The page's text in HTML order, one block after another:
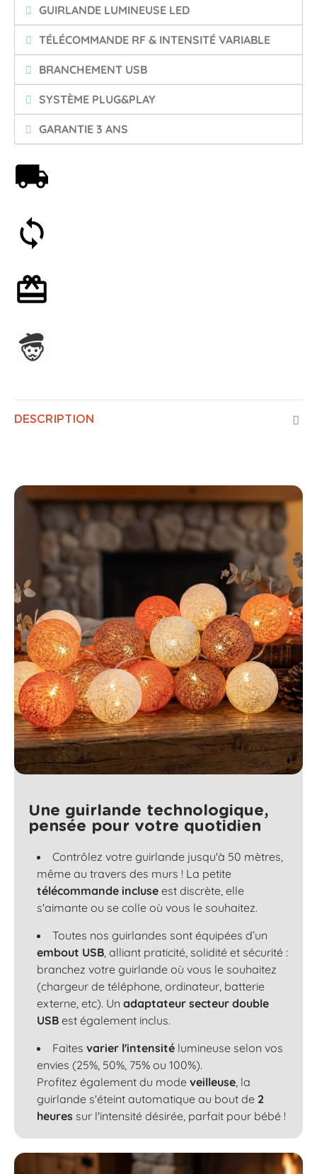
GUIRLANDE LUMINEUSE LED
TÉLÉCOMMANDE RF & INTENSITÉ VARIABLE
BRANCHEMENT USB
SYSTÈME PLUG&PLAY
GARANTIE 3 ANS
DESCRIPTION
Une guirlande technologique,
pensée pour votre quotidien
Contrôlez votre guirlande jusqu'à 50 mètres,
même au travers des murs ! La petite
télécommande incluse est discrète, elle
s'aimante ou se colle où vous le souhaitez.
Toutes nos guirlandes sont équipées d’un
embout USB, alliant praticité, solidité et sécurité :
branchez votre guirlande où vous le souhaitez
(chargeur de téléphone, ordinateur, batterie
externe, etc). Un adaptateur secteur double
USB est également inclus.
Faites varier l'intensité lumineuse selon vos
envies (25%, 50%, 75% ou 100%).
Profitez également du mode veilleuse, la
guirlande s'éteint automatique au bout de 2
heures sur l'intensité désirée, parfait pour bébé !